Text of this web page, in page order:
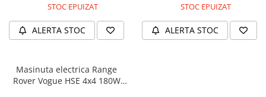
STOC EPUIZAT
ALERTA STOC
STOC EPUIZAT
ALERTA STOC
Masinuta electrica Range
Rover Vogue HSE 4x4 180W